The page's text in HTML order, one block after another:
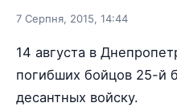
7 Серпня, 2015, 14:44
14 августа в
погибших бойцов 25-й
десантных войску.